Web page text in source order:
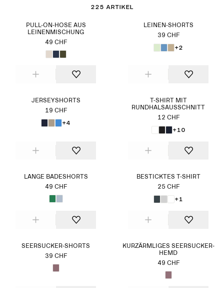
225 Artikel
PULL-ON-HOSE AUS
LEINENMISCHUNG
49 CHF
LEINEN-SHORTS
39 CHF
+2
JERSEYSHORTS
19 CHF
+4
T-SHIRT MIT
RUNDHALSAUSSCHNITT
12 CHF
+10
LANGE BADESHORTS
49 CHF
BESTICKTES T-SHIRT
25 CHF
+1
SEERSUCKER-SHORTS
39 CHF
KURZÄRMLIGES SEERSUCKER-
HEMD
49 CHF